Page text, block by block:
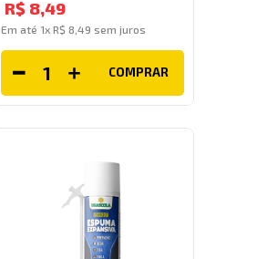
R$ 8,49
Em até 1xR$ 8 ,49 sem juros
COMPRAR